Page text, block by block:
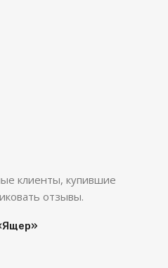
клиенты, купившие
отзывы.